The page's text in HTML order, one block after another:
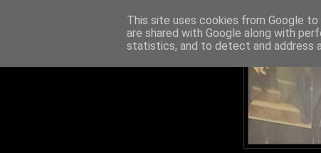
This site uses cookies from Google
are shared with Google along with
statistics, and to detect and address